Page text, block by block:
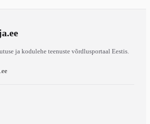
.ee
ja kodulehe teenuste võrdlusportaal Eestis.